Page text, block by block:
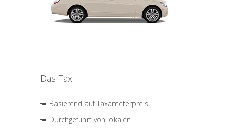
Das Taxi
Basierend auf Taxameterpreis
Durchgeführt von lokalen